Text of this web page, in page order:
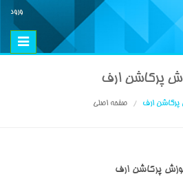
ورود
Toggle
پرکاشن ارف
ارف صفحه اصلی
پرکاشن ارف